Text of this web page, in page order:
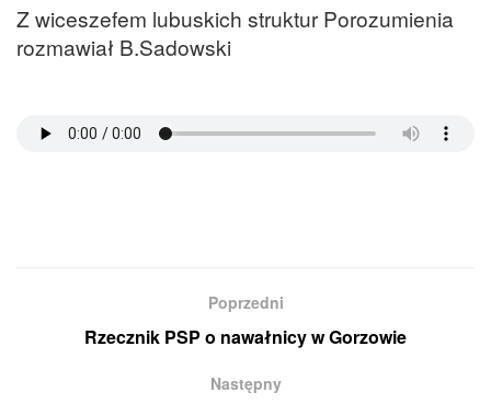
Z wiceszefem lubuskich struktur Porozumienia
rozmawiał B.Sadowski
Poprzedni
Rzecznik PSP o nawałnicy w Gorzowie
Następny